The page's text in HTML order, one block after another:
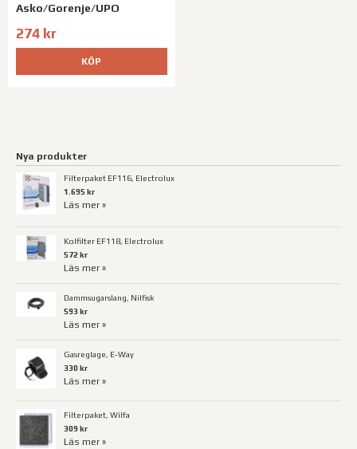
Asko/Gorenje/UPO
274 kr
KÖP
Nya produkter
Filterpaket EF116, Electrolux
1.695 kr
Läs mer »
Kolfilter EF118, Electrolux
572 kr
Läs mer »
Dammsugarslang, Nilfisk
593 kr
Läs mer »
Gasreglage, E-Way
330 kr
Läs mer »
Filterpaket, Wilfa
309 kr
Läs mer »